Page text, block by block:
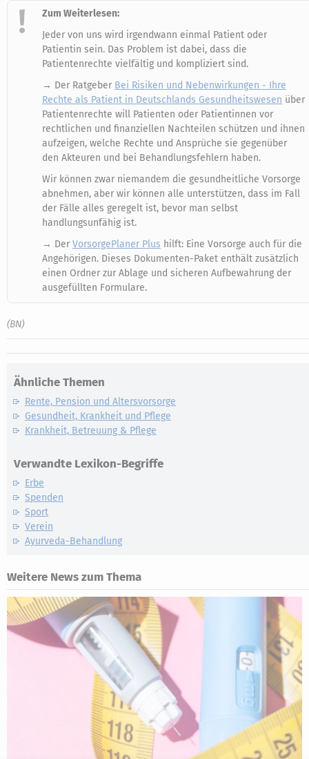
Zum Weiterlesen:
Jeder von uns wird irgendwann einmal Patient oder
Patientin sein. Das Problem ist dabei, dass die
Patientenrechte vielfältig und kompliziert sind.
→ Der Ratgeber Bei Risiken und Nebenwirkungen - Ihre
Rechte als Patient in Deutschlands Gesundheitswesen über
Patientenrechte will Patienten oder Patientinnen vor
rechtlichen und finanziellen Nachteilen schützen und ihnen
aufzeigen, welche Rechte und Ansprüche sie gegenüber
den Akteuren und bei Behandlungsfehlern haben.
Wir können zwar niemandem die gesundheitliche Vorsorge
abnehmen, aber wir können alle unterstützen, dass im Fall
der Fälle alles geregelt ist, bevor man selbst
handlungsunfähig ist.
→ Der VorsorgePlaner Plus hilft: Eine Vorsorge auch für die
Angehörigen. Dieses Dokumenten-Paket enthält zusätzlich
einen Ordner zur Ablage und sicheren Aufbewahrung der
ausgefüllten Formulare.
(BN)
Ähnliche Themen
Rente, Pension und Altersvorsorge
Gesundheit, Krankheit und Pflege
Krankheit, Betreuung & Pflege
Verwandte Lexikon-Begriffe
Erbe
Spenden
Sport
Verein
Ayurveda-Behandlung
Weitere News zum Thema